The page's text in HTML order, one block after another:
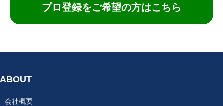
プロ登録をご希望の方はこちら
ABOUT
会社概要